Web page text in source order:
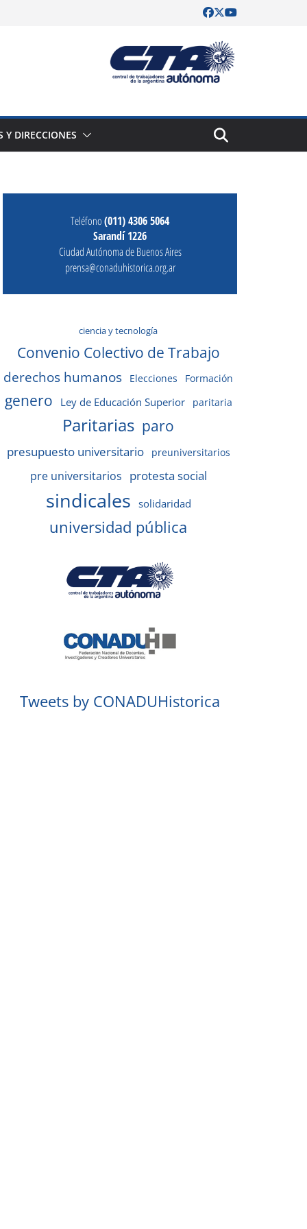
Y DIRECCIONES
Teléfono(011) 4306 5064
Sarandí 1226
Ciudad Autónoma de Buenos Aires
prensa@conaduhistorica.org.ar
ciencia y tecnología
Convenio Colectivo de Trabajo
derechos humanos Elecciones Formación
genero Ley de Educación Superior paritaria
Paritarias paro
presupuesto universitario preuniversitarios
pre universitarios protesta social
sindicales solidaridad
universidad pública
Tweets by CONADUHistorica